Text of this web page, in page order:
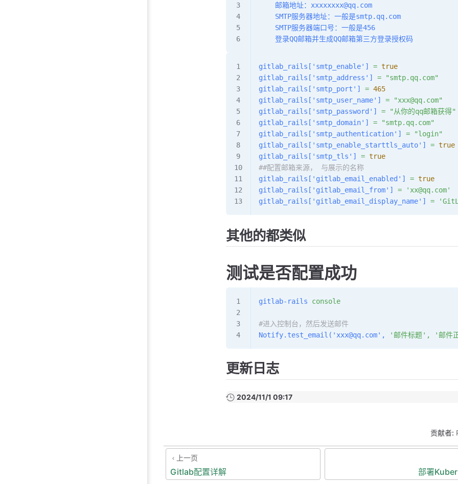
    邮箱地址：xxxxxxxx@qq.com
    SMTP服务器地址：一般是smtp.qq.com
    SMTP服务器端口号：一般是456
    登录QQ邮箱并生成QQ邮箱第三方登录授权码
gitlab_rails[ 'smtp_enable' ] = true
gitlab_rails[ 'smtp_address' ] = "smtp.qq.com"
gitlab_rails[ 'smtp_port' ] = 465
gitlab_rails[ 'smtp_user_name' ] = "xxx@qq.com"
gitlab_rails[ 'smtp_password' ] = "从你的qq邮箱获得"
gitlab_rails[ 'smtp_domain' ] = "smtp.qq.com"
gitlab_rails[ 'smtp_authentication' ] = "login"
gitlab_rails[ 'smtp_enable_starttls_auto' ] = true
gitlab_rails[ 'smtp_tls' ] = true
##配置邮箱来源， 与展示的名称
gitlab_rails[ 'gitlab_email_enabled' ] = true
gitlab_rails[ 'gitlab_email_from' ] = 'xx@qq.com'
gitlab_rails[ 'gitlab_email_display_name' ] =
其他的都类似
测试是否配置成功
gitlab-rails console
#进入控制台，然后发送邮件
Notify.test_email( 'xxx@qq.com' , '邮件标题', '邮件
更新日志
2024/11/1 09:17
贡献者:
上一页
Gitlab配置详解 部署